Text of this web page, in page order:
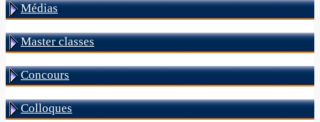
Médias
Master classes
Concours
Colloques